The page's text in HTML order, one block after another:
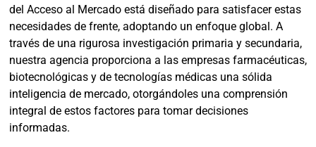
del Acceso al Mercado está diseñado para satisfacer estas
necesidades de frente, adoptando un enfoque global. A
través de una rigurosa investigación primaria y secundaria,
nuestra agencia proporciona a las empresas farmacéuticas,
biotecnológicas y de tecnologías médicas una sólida
inteligencia de mercado, otorgándoles una comprensión
integral de estos factores para tomar decisiones
informadas.